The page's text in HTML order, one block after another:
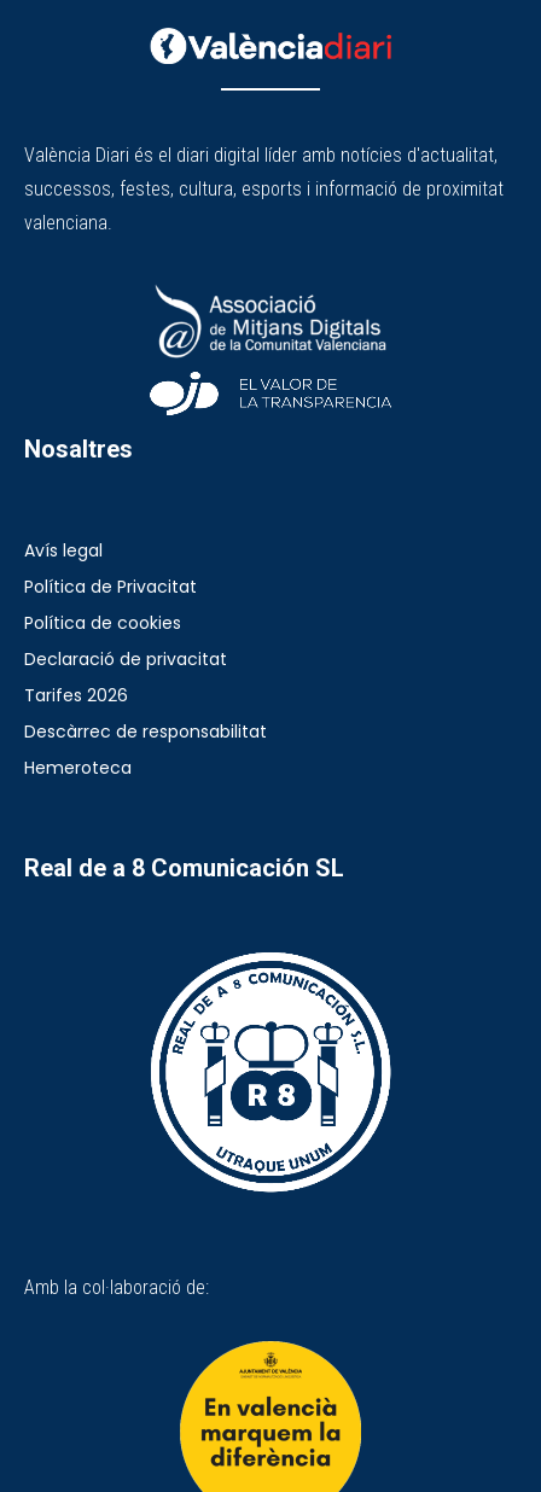
València Diari és el diari digital líder amb notícies d'actualitat,
successos, festes, cultura, esports i informació de proximitat
valenciana.
Nosaltres
Avís legal
Política de Privacitat
Política de cookies
Declaració de privacitat
Tarifes 2026
Descàrrec de responsabilitat
Hemeroteca
Real de a 8 Comunicación SL
Amb la col·laboració de: